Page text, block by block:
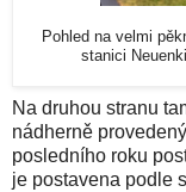
Pohled na velmi
stanici
Na druhou stranu
nádherně
posledního roku
je postavena podle